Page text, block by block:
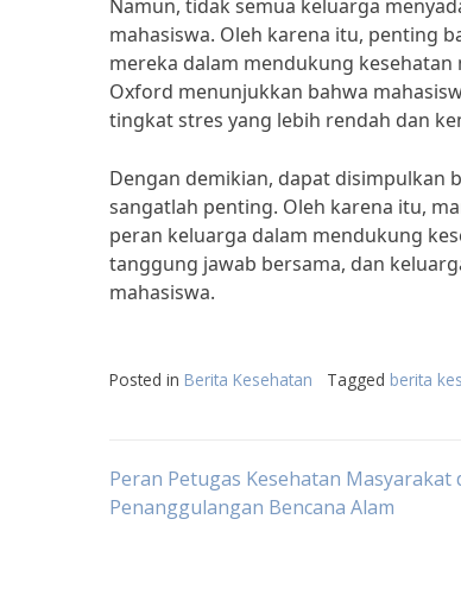
Namun, tidak semua keluarga
mahasiswa. Oleh karena itu, penting
mereka dalam mendukung
Oxford menunjukkan bahwa
tingkat stres yang lebih rendah dan
Dengan demikian, dapat disimpulkan
sangatlah penting. Oleh karena itu,
peran keluarga dalam mendukung
tanggung jawab bersama, dan
mahasiswa.
Posted in Berita Kesehatan Tagged berita
Post
Peran Petugas Kesehatan Masyarakat
Penanggulangan Bencana Alam